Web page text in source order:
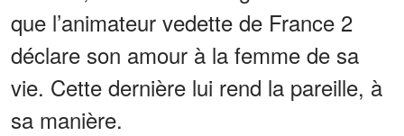
que l’animateur vedette de France 2
déclare son amour à la femme de sa
vie. Cette dernière lui rend la pareille, à
sa manière.